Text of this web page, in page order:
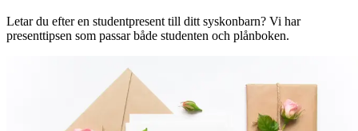
Letar du efter en studentpresent till ditt syskonbarn? Vi har
presenttipsen som passar både studenten och plånboken.